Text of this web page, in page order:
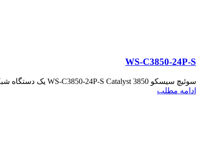
WS-C3850-24P-S
سوئیچ سیسکو WS-C3850-24P-S Catalyst 3850 یک دستگاه شبکه قدرتمند و قابل مدیریت است که برای پاسخگویی به نیازهای ...
ادامه مطلب